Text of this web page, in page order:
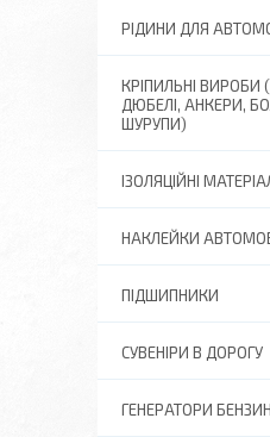
РІДИНИ ДЛЯ
КРІПИЛЬНІ
ДЮБЕЛІ, АНКЕРИ,
ШУРУПИ)
ІЗОЛЯЦІЙНІ
НАКЛЕЙКИ
ПІДШИПНИКИ
СУВЕНІРИ В ДОРОГУ
ГЕНЕРАТОРИ